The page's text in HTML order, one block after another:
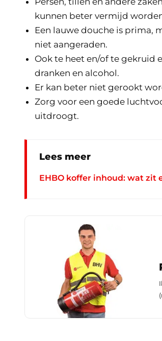
kunnen beter vermijd
Een lauwe douche is prima,
niet aangeraden.
Ook te heet en/of te gekruid
dranken en alcohol.
Er kan beter niet gerookt
Zorg voor een goede
uitdroogt.
Lees meer
EHBO koffer inhoud: wat zit